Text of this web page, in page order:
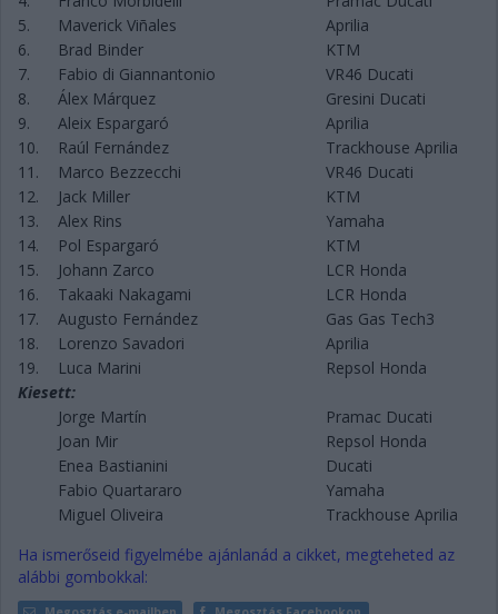
5.
Maverick Viñales
Aprilia
6.
Brad Binder
KTM
7.
Fabio di Giannantonio
VR46 Ducati
8.
Álex Márquez
Gresini Ducati
9.
Aleix Espargaró
Aprilia
10.
Raúl Fernández
Trackhouse Aprilia
11.
Marco Bezzecchi
VR46 Ducati
12.
Jack Miller
KTM
13.
Alex Rins
Yamaha
14.
Pol Espargaró
KTM
15.
Johann Zarco
LCR Honda
16.
Takaaki Nakagami
LCR Honda
17.
Augusto Fernández
Gas Gas Tech3
18.
Lorenzo Savadori
Aprilia
19.
Luca Marini
Repsol Honda
Kiesett:
Jorge Martín
Pramac Ducati
Joan Mir
Repsol Honda
Enea Bastianini
Ducati
Fabio Quartararo
Yamaha
Miguel Oliveira
Trackhouse Aprilia
Ha ismerőseid figyelmébe ajánlanád a cikket, megteheted az
alábbi gombokkal: